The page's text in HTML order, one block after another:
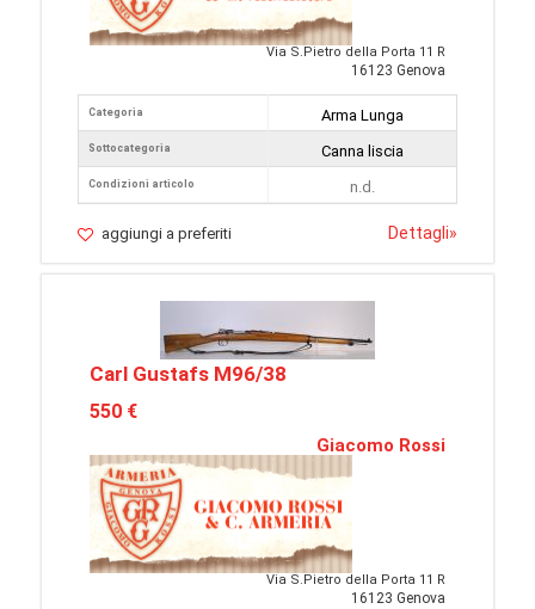
Via S.Pietro della Porta 11 R
16123 Genova
Categoria
Sottocategoria
Condizioni articolo
Arma Lunga
Canna liscia
n.d.
aggiungi a preferiti Dettagli»
Carl Gustafs M96/38
550 €
Giacomo Rossi
Via S.Pietro della Porta 11 R
16123 Genova